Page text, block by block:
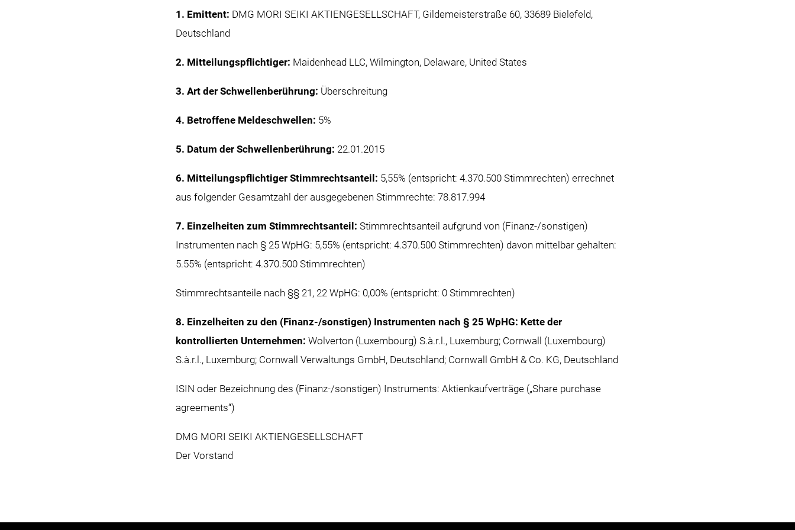
1. Emittent: DMG MORI SEIKI AKTIENGESELLSCHAFT, Gildemeisterstraße 60, 33689 Bielefeld,
Deutschland
2. Mitteilungspflichtiger: Maidenhead LLC, Wilmington, Delaware, United States
3. Art der Schwellenberührung: Überschreitung
4. Betroffene Meldeschwellen: 5%
5. Datum der Schwellenberührung: 22.01.2015
6. Mitteilungspflichtiger Stimmrechtsanteil: 5,55% (entspricht: 4.370.500 Stimmrechten) errechnet
aus folgender Gesamtzahl der ausgegebenen Stimmrechte: 78.817.994
7. Einzelheiten zum Stimmrechtsanteil: Stimmrechtsanteil aufgrund von (Finanz-/sonstigen)
Instrumenten nach § 25 WpHG: 5,55% (entspricht: 4.370.500 Stimmrechten) davon mittelbar gehalten:
5.55% (entspricht: 4.370.500 Stimmrechten)
Stimmrechtsanteile nach §§ 21, 22 WpHG: 0,00% (entspricht: 0 Stimmrechten)
8. Einzelheiten zu den (Finanz-/sonstigen) Instrumenten nach § 25 WpHG: Kette der
kontrollierten Unternehmen: Wolverton (Luxembourg) S.à.r.l., Luxemburg; Cornwall (Luxembourg)
S.à.r.l., Luxemburg; Cornwall Verwaltungs GmbH, Deutschland; Cornwall GmbH & Co. KG, Deutschland
ISIN oder Bezeichnung des (Finanz-/sonstigen) Instruments: Aktienkaufverträge („Share purchase
agreements“)
DMG MORI SEIKI AKTIENGESELLSCHAFT
Der Vorstand